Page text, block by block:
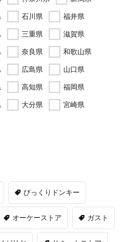
石川県
福井県
三重県
滋賀県
奈良県
和歌山県
広島県
山口県
高知県
福岡県
大分県
宮崎県
びっくりドンキー
オーケーストア ガスト